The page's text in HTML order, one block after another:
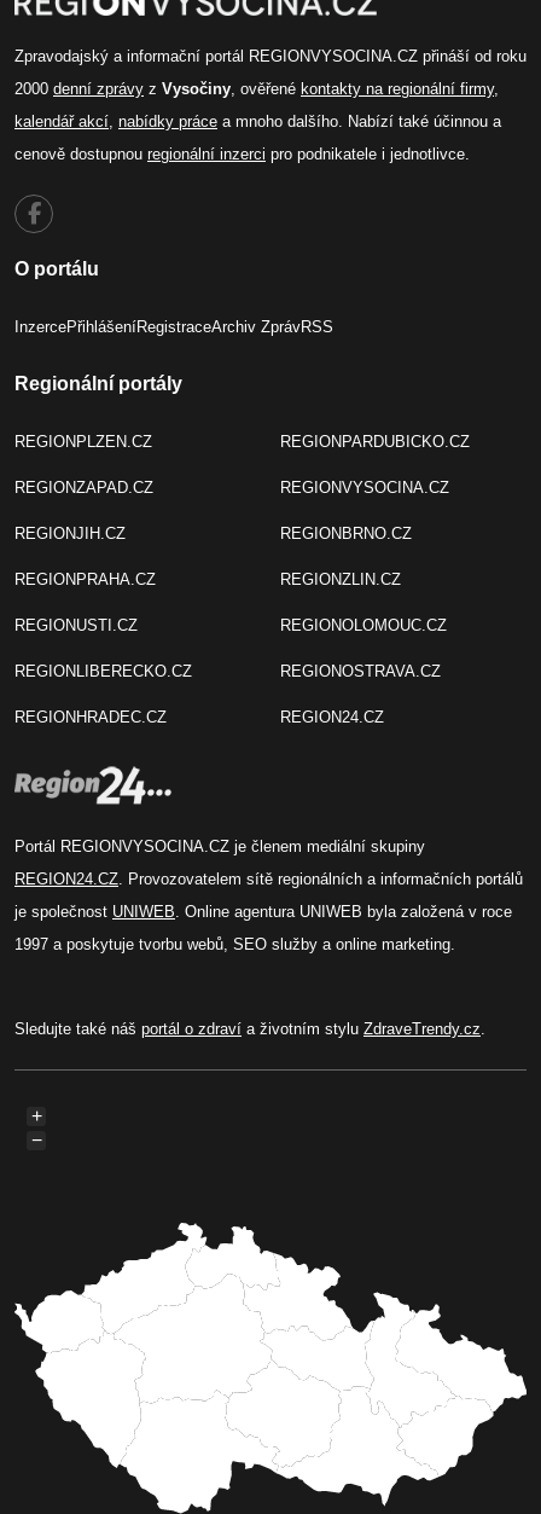
Zpravodajský a informační portál REGIONVYSOCINA.CZ přináší od roku
2000 denní zprávy z Vysočiny , ověřené kontakty na regionální firmy,
kalendář akcí nabídky práce a mnoho dalšího. Nabízí také účinnou a
cenově dostupnou regionální inzerci pro podnikatele i jednotlivce.
O portálu
InzercePřihlášeníRegistraceArchiv ZprávRSS
Regionální portály
REGIONPLZEN.CZ
REGIONZAPAD.CZ
REGIONJIH.CZ
REGIONPRAHA.CZ
REGIONUSTI.CZ
REGIONLIBERECKO.CZ
REGIONHRADEC.CZ
REGIONPARDUBICKO.CZ
REGIONVYSOCINA.CZ
REGIONBRNO.CZ
REGIONZLIN.CZ
REGIONOLOMOUC.CZ
REGIONOSTRAVA.CZ
REGION24.CZ
Portál REGIONVYSOCINA.CZ je členem mediální skupiny
REGION24.CZ . Provozovatelem sítě regionálních a informačních portálů
je společnost UNIWEB . Online agentura UNIWEB byla založená v roce
1997 a poskytuje tvorbu webů, SEO služby a online marketing.
Sledujte také náš portál o zdraví a životním stylu ZdraveTrendy.cz
+
−